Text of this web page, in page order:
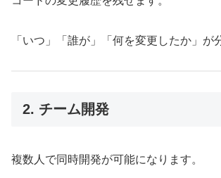
「いつ」「誰が」「何を変更したか」が
2. チーム開発
複数人で同時開発が可能になります。